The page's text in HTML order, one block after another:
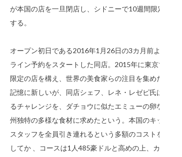
が本国の店を一旦閉店し、シドニーで10週間限定開業
する。
オープン初日である2016年1月26日の3カ月前よりオン
ライン予約をスタートした同店。2015年に東京で期間
限定の店を構え、世界の美食家らの注目を集めたのは
記憶に新しいが、同店シェフ、レネ・レゼピ氏は次な
るチャレンジを、ダチョウに似たエミューの卵など豪
州独特の多様な食材に求めたという。本国のキッチン
スタッフを全員引き連れるという多額のコストを反映
してか 、コースは1人485豪ドルと高めの上、カードで